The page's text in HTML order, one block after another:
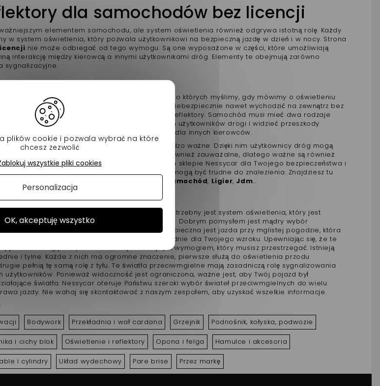
dla samochodów bez licencji
elementem samochodu, ale system oświetlenia również odgrywa istotną rolę. Każdy
w system oświetlenia, który pozwala użytkownikowi na bezpieczną jazdę w dzień i w nocy. Strona
nie może odbiegać od tego wymogu. Są one wyposażone w części, które umożliwiają
interakcję między kierowcą a innymi użytkownikami dróg. Elementy te obejmują zarówno
sygnalizacyjne.
pojazdu bez licencji
jazdy to prawdopodobnie pierwsze części, o których myślimy, gdy mówimy o oświetleniu
W nocy ich użycie jest automatyczne i byłoby niebezpiecznie nawet wychodzić na zewnątrz bez
wyposażenia pojazdów w wydajne i mocne reflektory. Samochód musi mieć dwa rodzaje
pozwalają kierowcy być widocznym dla innych użytkowników drogi i widzieć przeszkody
reflektory pozwalają kierowcy być widocznym dla innych kierowców.
takie jak światła stopu, które są również bardzo ważne. Dzięki nim użytkownicy dróg mogą
zatrzymania. Zmiany kierunku muszą być również zauważalne, dlatego ważne są również
Znajdziesz te części w jakości i ilości na naszym sklepie Nessycar dla Twojego bezpieczeństwa i
bez licencji. Nessycar zapewnia części, które mogą być trudne do znalezienia. Znajdziesz tu
Mikrosamochód, Ligier, Jdm…
przypadku złej pogody
może być szczególnie utrudniony, dlatego potrzebny jest system oświetlenia, który jest
aby umożliwić bezpieczne poruszanie się. Dobrym pomysłem jest mądry wybór
w razie awarii. Jeszcze bardziej niebezpieczna jest jazda przy mglistej pogodzie, która
nie tylko skuteczne, ale również odpowiednie dla Twojego wzroku. Upewniając się, że te
jakości i mogą służyć Ci w czasie jest kolejnym wymogiem, który musisz przestrzegać. Istnieją
i tylne. Każde z nich ma ogromne znaczenie, pierwsze służą do oświetlenia przodu
pełnią tę samą rolę z tyłu. Te światła przeciwmgielne mają zasadniczą rolę sygnalizowania
Ponieważ widoczność jest ograniczona, ważne jest, aby Twój pojazd był
światła. Nessycar oferuje Państwu szeroki wybór świateł przeciwmgielnych do wielu
jazdy. Nie wahaj się skontaktować z naszym zespołem, aby uzyskać wszelkie informacje.
Bodywork Przekładnia i wał cardana Grzejnik Podnośnik, kołyska, podwozie
i cichy blok Oświetlenie i reflektory Opona i felga Hamulce i akcesoria
i cylindry Układ wydechowy Pare brise Przez markę
plików cookie i pozwala wybrać na które
chcesz zezwolić
OK, akceptuję wszystko
wszystkie pliki cookies
Personalizacja